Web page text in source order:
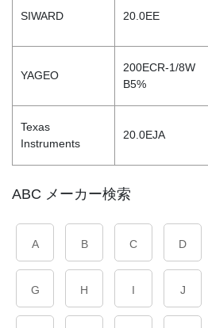
SIWARD 20.0EE
YAGEO
200ECR-1/8W
B5%
Texas
Instruments
20.0EJA
ABC メーカー検索
A B C D
G H I J